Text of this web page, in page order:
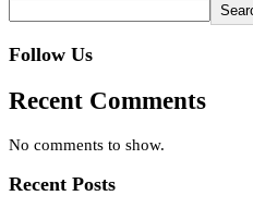
Follow Us
Recent Comments
No comments to show.
Recent Posts